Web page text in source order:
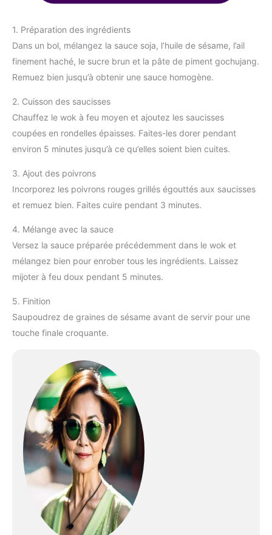
1. Préparation des ingrédients
Dans un bol, mélangez la sauce soja, l’huile de sésame, l’ail
finement haché, le sucre brun et la pâte de piment gochujang.
Remuez bien jusqu’à obtenir une sauce homogène.
2. Cuisson des saucisses
Chauffez le wok à feu moyen et ajoutez les saucisses
coupées en rondelles épaisses. Faites-les dorer pendant
environ 5 minutes jusqu’à ce qu’elles soient bien cuites.
3. Ajout des poivrons
Incorporez les poivrons rouges grillés égouttés aux saucisses
et remuez bien. Faites cuire pendant 3 minutes.
4. Mélange avec la sauce
Versez la sauce préparée précédemment dans le wok et
mélangez bien pour enrober tous les ingrédients. Laissez
mijoter à feu doux pendant 5 minutes.
5. Finition
Saupoudrez de graines de sésame avant de servir pour une
touche finale croquante.